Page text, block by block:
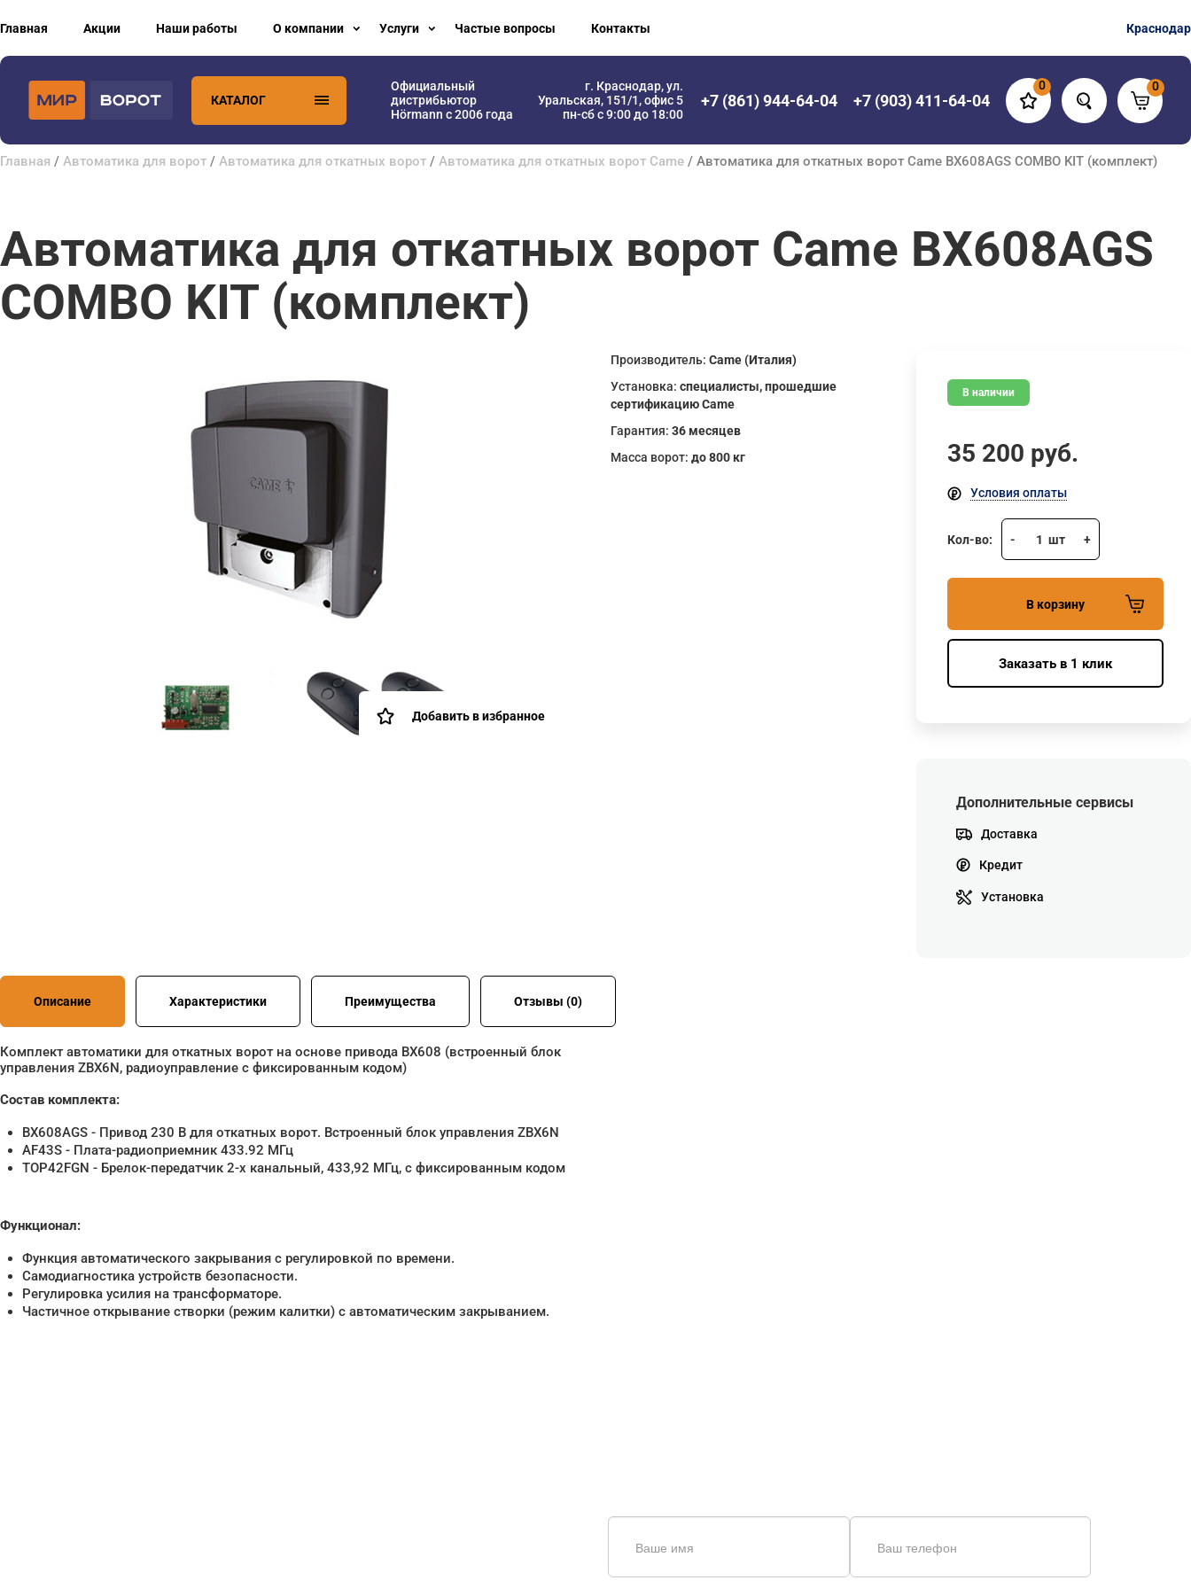
Главная Акции Наши работы О компании Услуги Частые вопросы Контакты Краснодар
КАТАЛОГ
Официальный
дистрибьютор
Hörmann с 2006 года
г. Краснодар, ул.
Уральская, 151/1, офис 5
пн-сб с 9:00 до 18:00
+7 (861) 944-64-04 +7 (903) 411-64-04
0 0
Главная / Автоматика для ворот / Автоматика для откатных ворот / Автоматика для откатных ворот Came / Автоматика для откатных ворот Came BX608AGS COMBO KIT (комплект)
Автоматика для откатных ворот Came BX608AGS
COMBO KIT (комплект)
Добавить в избранное
Производитель:Came (Италия)
Установка:специалисты, прошедшие
сертификацию Came
Гарантия:36 месяцев
Масса ворот:до 800 кг
В наличии
35 200 руб.
Условия оплаты
Кол-во: - 1 шт +
В корзину
Заказать в 1 клик
Дополнительные сервисы
Доставка
Кредит
Установка
Описание Характеристики Преимущества Отзывы (0)
Комплект автоматики для откатных ворот на основе привода BX608 (встроенный блок
управления ZBX6N, радиоуправление с фиксированным кодом)
Состав комплекта:
BX608AGS - Привод 230 В для откатных ворот. Встроенный блок управления ZBX6N
AF43S - Плата-радиоприемник 433.92 МГц
TOP42FGN - Брелок-передатчик 2-х канальный, 433,92 МГц, с фиксированным кодом
Функционал:
Функция автоматического закрывания с регулировкой по времени.
Самодиагностика устройств безопасности.
Регулировка усилия на трансформаторе.
Частичное открывание створки (режим калитки) с автоматическим закрыванием.